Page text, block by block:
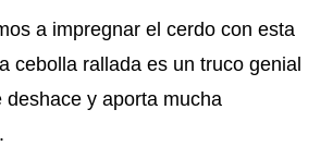
a impregnar el cerdo con esta
cebolla rallada es un truco genial
deshace y aporta mucha